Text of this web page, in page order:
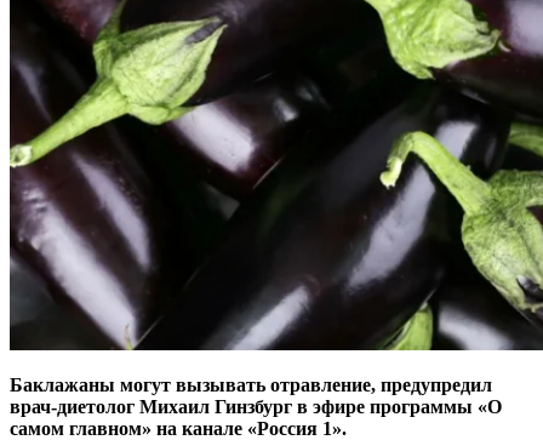
Баклажаны могут вызывать отравление, предупредил
врач-диетолог Михаил Гинзбург в эфире программы «О
самом главном» на канале «Россия 1».